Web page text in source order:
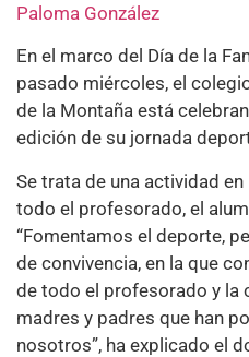
Paloma González
En el marco del Día de la
pasado miércoles, el
de la Montaña está
edición de su jornada
Se trata de una actividad
todo el profesorado, el
“Fomentamos el deporte,
de convivencia, en la que
de todo el profesorado y la
madres y padres que han
nosotros”, ha explicado el